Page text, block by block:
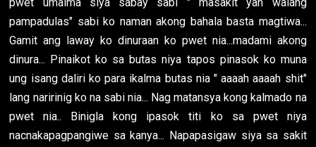
pwet umalma siya sabay sabi " masakit yan walang
pampadulas" sabi ko naman akong bahala basta magtiwa...
Gamit ang laway ko dinuraan ko pwet nia...madami akong
dinura... Pinaikot ko sa butas niya tapos pinasok ko muna
ung isang daliri ko para ikalma butas nia " aaaah aaaah shit"
lang naririnig ko na sabi nia... Nag matansya kong kalmado na
pwet nia.. Binigla kong ipasok titi ko sa pwet niya
nacnakapagpangiwe sa kanya... Napapasigaw siya sa sakit